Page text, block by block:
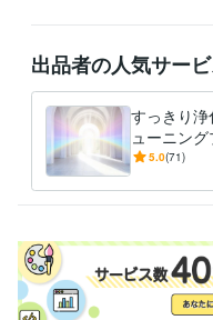
019年
セラフィムブループリント（
シータヒーリング基礎DNA
シータヒーリング応用DNA
プログラミング言語・フレー
WordPress:1年Excel:8年
ジョブカン会計:2年Google
得意分野
出品者の人気サー
すっきり
ューニン
化、チャ
波動＋
5.0(71)